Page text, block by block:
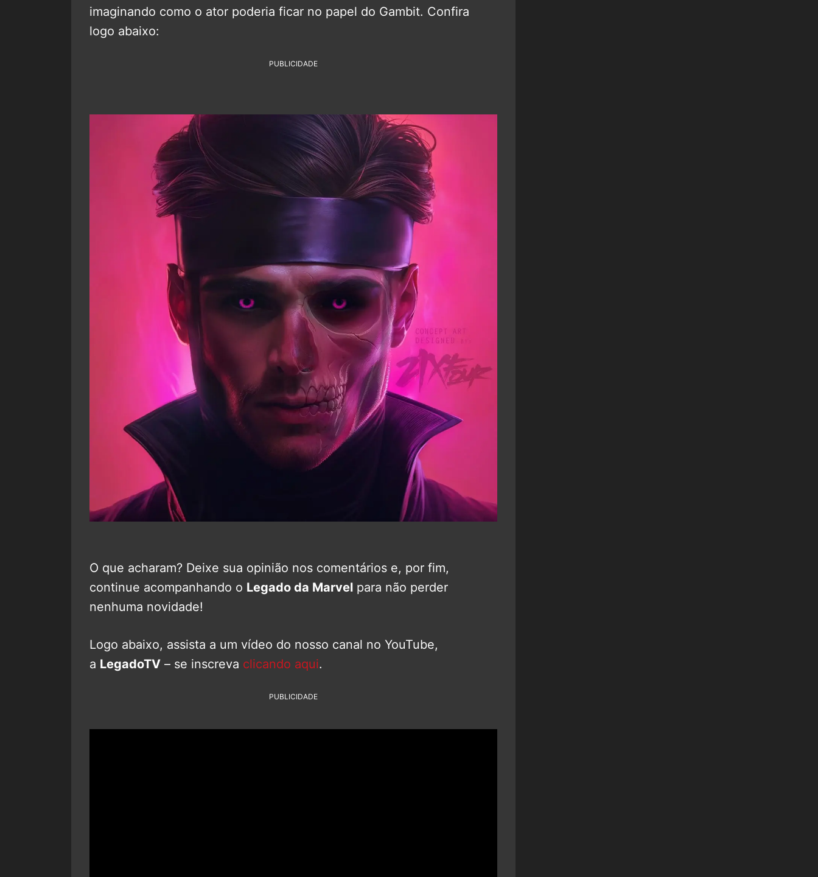
imaginando como o ator poderia ficar no papel do Gambit. Confira
logo abaixo:
PUBLICIDADE
O que acharam? Deixe sua opinião nos comentários e, por fim,
continue acompanhando o Legado da Marvel para não perder
nenhuma novidade!
Logo abaixo, assista a um vídeo do nosso canal no YouTube,
a LegadoTV – se inscreva clicando aqui.
PUBLICIDADE